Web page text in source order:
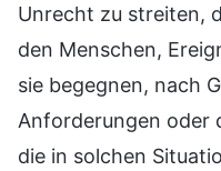
Unrecht zu streiten,
den Menschen,
sie begegnen, nach
Anforderungen oder
die in solchen